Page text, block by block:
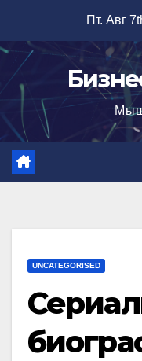
содержимому
Пт. Авг
UNCATEGORISED